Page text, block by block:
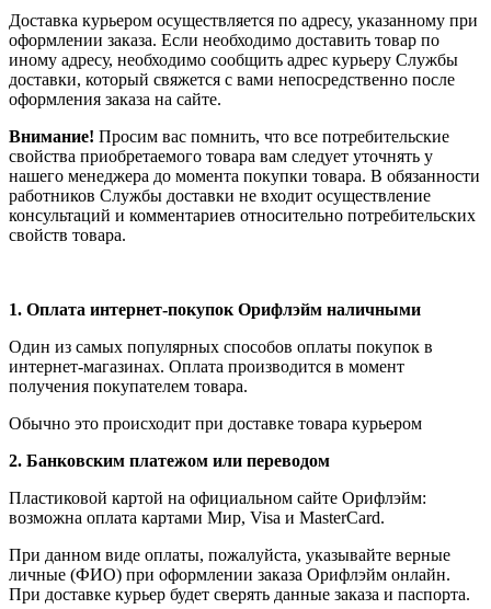
Доставка курьером осуществляется по адресу, указанному при
оформлении заказа. Если необходимо доставить товар по
иному адресу, необходимо сообщить адрес курьеру Службы
доставки, который свяжется с вами непосредственно после
оформления заказа на сайте.
Внимание! Просим вас помнить, что все потребительские
свойства приобретаемого товара вам следует уточнять у
нашего менеджера до момента покупки товара. В обязанности
работников Службы доставки не входит осуществление
консультаций и комментариев относительно потребительских
свойств товара.
1. Оплата интернет-покупок Орифлэйм наличными
Один из самых популярных способов оплаты покупок в
интернет-магазинах. Оплата производится в момент
получения покупателем товара.
Обычно это происходит при доставке товара курьером
2. Банковским платежом или переводом
Пластиковой картой на официальном сайте Орифлэйм:
возможна оплата картами Мир, Visa и MasterCard.
При данном виде оплаты, пожалуйста, указывайте верные
личные (ФИО) при оформлении заказа Орифлэйм онлайн.
При доставке курьер будет сверять данные заказа и паспорта.